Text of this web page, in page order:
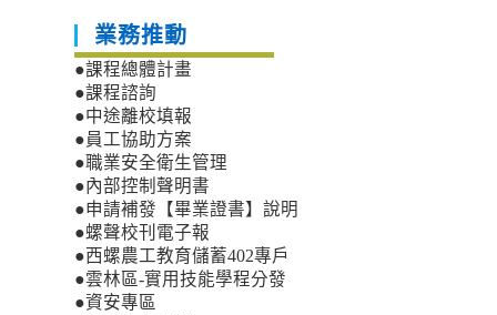
業務推動
●課程總體計畫
●課程諮詢
●中途離校填報
●員工協助方案
●職業安全衛生管理
●內部控制聲明書
●申請補發【畢業證書】說明
●螺聲校刊電子報
●西螺農工教育儲蓄402專戶
●雲林區-實用技能學程分發
●資安專區